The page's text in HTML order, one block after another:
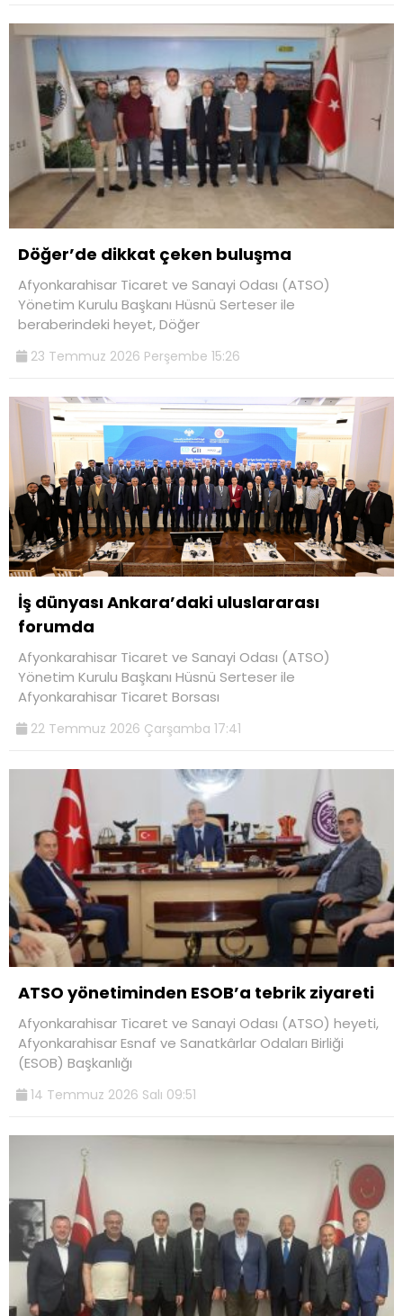
Döğer’de dikkat çeken buluşma
Afyonkarahisar Ticaret ve Sanayi Odası (ATSO)
Yönetim Kurulu Başkanı Hüsnü Serteser ile
beraberindeki heyet, Döğer
23 Temmuz 2026 Perşembe 15:26
İş dünyası Ankara’daki uluslararası
forumda
Afyonkarahisar Ticaret ve Sanayi Odası (ATSO)
Yönetim Kurulu Başkanı Hüsnü Serteser ile
Afyonkarahisar Ticaret Borsası
22 Temmuz 2026 Çarşamba 17:41
ATSO yönetiminden ESOB’a tebrik ziyareti
Afyonkarahisar Ticaret ve Sanayi Odası (ATSO) heyeti,
Afyonkarahisar Esnaf ve Sanatkârlar Odaları Birliği
(ESOB) Başkanlığı
14 Temmuz 2026 Salı 09:51